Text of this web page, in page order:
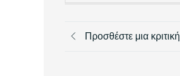
Προσθέστε μια κριτική